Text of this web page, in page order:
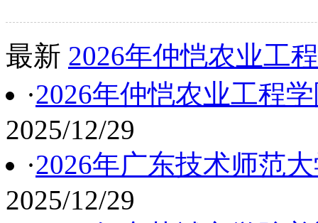
最新 2026年仲恺农业工
·2026年仲恺农业工程
2025/12/29
·2026年广东技术师范
2025/12/29